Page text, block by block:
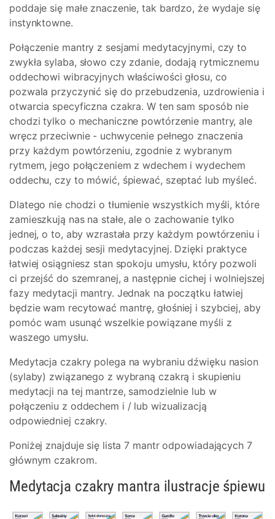
poddaje się małe znaczenie, tak bardzo, że wydaje się
instynktowne.
Połączenie mantry z sesjami medytacyjnymi, czy to
zwykła sylaba, słowo czy zdanie, dodają rytmicznemu
oddechowi wibracyjnych właściwości głosu, co
pozwala przyczynić się do przebudzenia, uzdrowienia i
otwarcia specyficzna czakra. W ten sam sposób nie
chodzi tylko o mechaniczne powtórzenie mantry, ale
wręcz przeciwnie - uchwycenie pełnego znaczenia
przy każdym powtórzeniu, zgodnie z wybranym
rytmem, jego połączeniem z wdechem i wydechem
oddechu, czy to mówić, śpiewać, szeptać lub myśleć.
Dlatego nie chodzi o tłumienie wszystkich myśli, które
zamieszkują nas na stałe, ale o zachowanie tylko
jednej, o to, aby wzrastała przy każdym powtórzeniu i
podczas każdej sesji medytacyjnej. Dzięki praktyce
łatwiej osiągniesz stan spokoju umysłu, który pozwoli
ci przejść do szemranej, a następnie cichej i wolniejszej
fazy medytacji mantry. Jednak na początku łatwiej
będzie wam recytować mantrę, głośniej i szybciej, aby
pomóc wam usunąć wszelkie powiązane myśli z
waszego umysłu.
Medytacja czakry polega na wybraniu dźwięku nasion
(sylaby) związanego z wybraną czakrą i skupieniu
medytacji na tej mantrze, samodzielnie lub w
połączeniu z oddechem i / lub wizualizacją
odpowiedniej czakry.
Poniżej znajduje się lista 7 mantr odpowiadających 7
głównym czakrom.
Medytacja czakry mantra ilustracje śpiewu